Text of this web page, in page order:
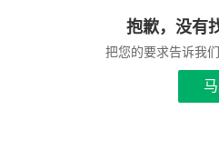
抱歉，没有
把您的要求告诉我